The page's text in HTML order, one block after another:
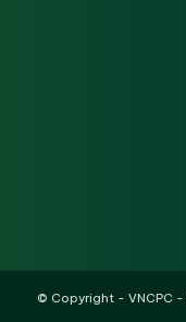
© Copyright - VNCPC -